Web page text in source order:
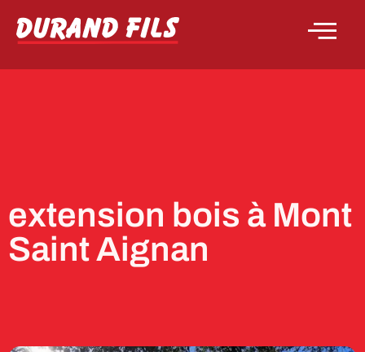
extension bois à Mont
Saint Aignan